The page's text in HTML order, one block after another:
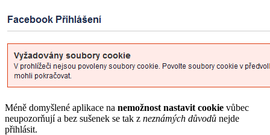
Méně domyšlené aplikace na nemožnost nastavit cookie vůbec
neupozorňují a bez sušenek se tak z neznámých důvodů nejde
přihlásit.